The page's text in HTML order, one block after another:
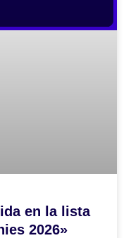
en la lista
2026»